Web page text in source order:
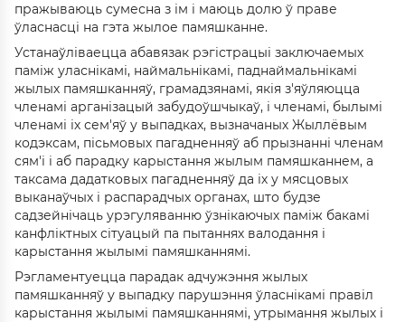
пражываюць сумесна з ім і маюць долю ў праве
ўласнасці на гэта жылое памяшканне.
Устанаўліваецца абавязак рэгістрацыі заключаемых
паміж уласнікамі, наймальнікамі, паднаймальнікамі
жылых памяшканняў, грамадзянамі, якія з'яўляюцца
членамі арганізацый забудоўшчыкаў, і членамі, былымі
членамі іх сем'яў у выпадках, вызначаных Жыллёвым
кодэксам, пісьмовых пагадненняў аб прызнанні членам
сям'і і аб парадку карыстання жылым памяшканнем, а
таксама дадатковых пагадненняў да іх у мясцовых
выканаўчых і распарадчых органах, што будзе
садзейнічаць урэгуляванню ўзнікаючых паміж бакамі
канфліктных сітуацый па пытаннях валодання і
карыстання жылымі памяшканнямі.
Рэгламентуецца парадак адчужэння жылых
памяшканняў у выпадку парушэння ўласнікамі правіл
карыстання жылымі памяшканнямі, утрымання жылых і